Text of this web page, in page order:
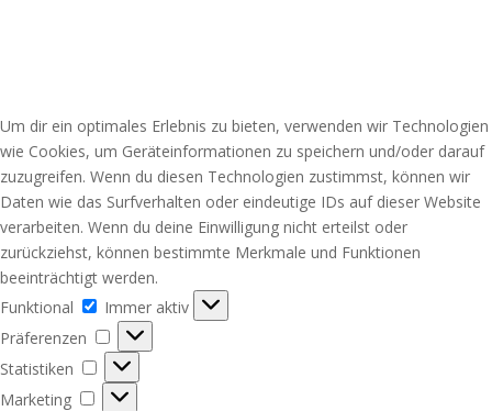
Um dir ein optimales Erlebnis zu bieten, verwenden wir Technologien
wie Cookies, um Geräteinformationen zu speichern und/oder darauf
zuzugreifen. Wenn du diesen Technologien zustimmst, können wir
Daten wie das Surfverhalten oder eindeutige IDs auf dieser Website
verarbeiten. Wenn du deine Einwilligung nicht erteilst oder
zurückziehst, können bestimmte Merkmale und Funktionen
beeinträchtigt werden.
Funktional
Funktional
Immer aktiv
Präferenzen
Präferenzen
Statistiken
Statistiken
Marketing
Marketing